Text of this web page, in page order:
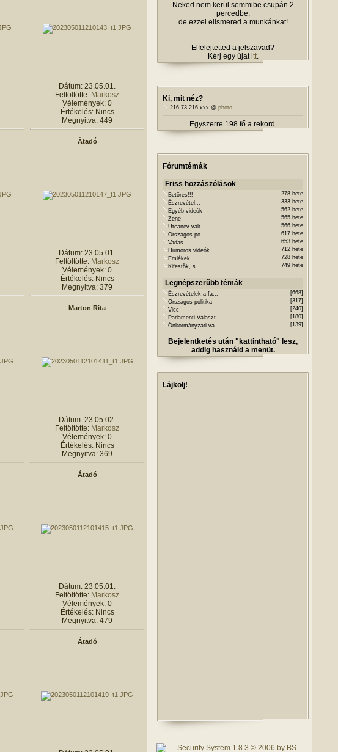
Dátum: 23.05.01.
Feltöltötte: Markosz
Vélemények: 0
Értékelés: Nincs
Megnyitva: 449
Átadó
Dátum: 23.05.01.
Feltöltötte: Markosz
Vélemények: 0
Értékelés: Nincs
Megnyitva: 379
Marton Rita
Dátum: 23.05.02.
Feltöltötte: Markosz
Vélemények: 0
Értékelés: Nincs
Megnyitva: 369
Átadó
Dátum: 23.05.01.
Feltöltötte: Markosz
Vélemények: 0
Értékelés: Nincs
Megnyitva: 479
Átadó
Neked nem kerül semmibe csupán 2
percedbe,
de ezzel elismered a munkánkat!
Elfelejtetted a jelszavad?
Kérj egy újatitt.
Ki, mit néz?
216.73.216.xxx @ photo...
Egyszerre 198 fő a rekord.
Fórumtémák
Friss hozzászólások
Betörés!!!
278 hete
Észrevétel...
333 hete
Egyéb videók
562 hete
Zene
565 hete
Utcanev valt...
566 hete
Országos po...
617 hete
Vadas
653 hete
Humoros videók
712 hete
Emlékek
728 hete
Kifestõk, s...
749 hete
Legnépszerűbb témák
Észrevételek a fa...
[668]
Országos politika
[317]
Vicc
[240]
Parlamenti Választ...
[180]
Önkormányzati vá...
[139]
Bejelentketés után "kattintható" lesz,
addig használd a menüt.
Lájkolj!